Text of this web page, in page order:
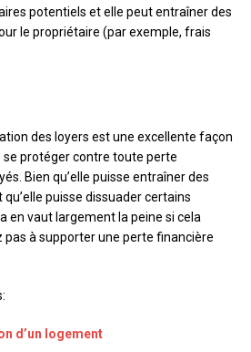
potentiels et elle peut entraîner des
le propriétaire (par exemple, frais
des loyers est une excellente façon
protéger contre toute perte
Bien qu’elle puisse entraîner des
puisse dissuader certains
en vaut largement la peine si cela
pas à supporter une perte financière
d’un logement